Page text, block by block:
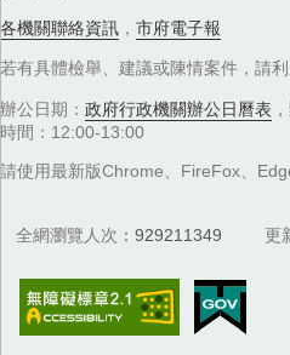
各機關聯絡資訊 ， 市府電子報
若有具體檢舉、建議或陳情案件，請利
辦公日期： 政府行政機關辦公日曆表
時間：12:00-13:00
請使用最新版Chrome、FireFox、
全網瀏覽人次 929211349 更